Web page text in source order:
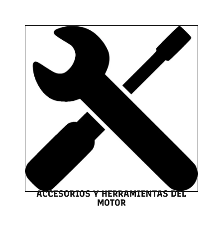
ACCESORIOS Y HERRAMIENTAS DEL
MOTOR